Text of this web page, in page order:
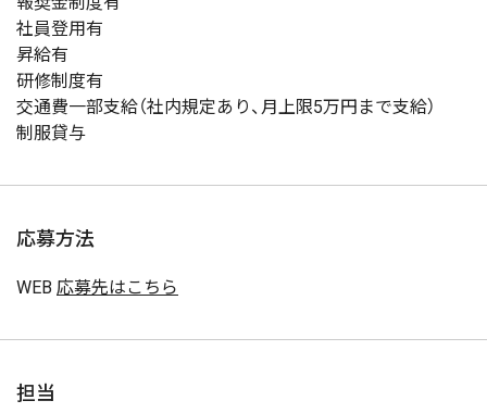
社員登用有
昇給有
研修制度有
交通費一部支給（社内規定あり、月上限5万円まで支給）
制服貸与
応募方法
WEB 応募先はこちら
担当